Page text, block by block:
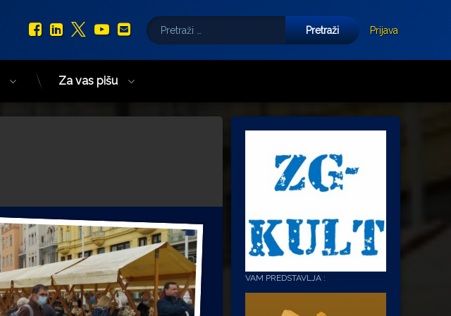
Facebook
LinkedIn
X.com
YouTube
E-mail
Pretraži:
Prijava
Za vas pišu
VAM PREDSTAVLJA :